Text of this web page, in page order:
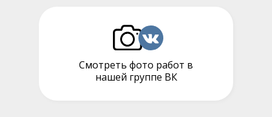
Смотреть фото работ в
нашей группе ВК